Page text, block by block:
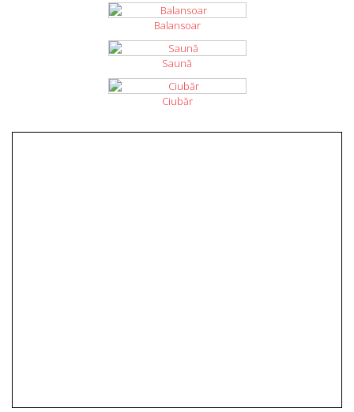
Balansoar
Saună
Ciubăr